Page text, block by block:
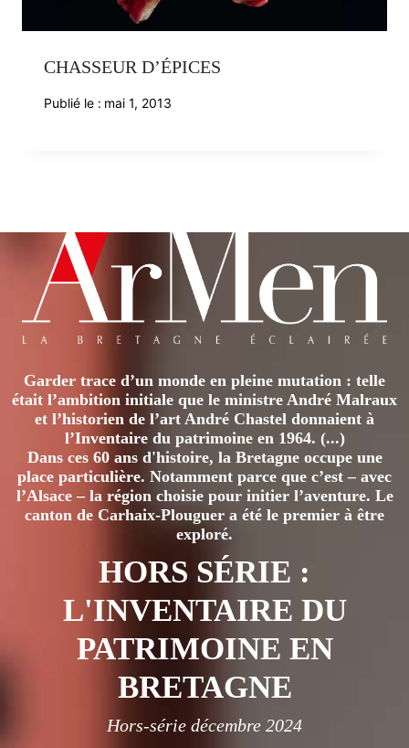
CHASSEUR D’ÉPICES
Publié le : mai 1, 2013
Garder trace d’un monde en pleine mutation : telle
était l’ambition initiale que le ministre André Malraux
et l’historien de l’art André Chastel donnaient à
l’Inventaire du patrimoine en 1964. (...)
Dans ces 60 ans d'histoire, la Bretagne occupe une
place particulière. Notamment parce que c’est – avec
l’Alsace – la région choisie pour initier l’aventure. Le
canton de Carhaix-Plouguer a été le premier à être
exploré.
HORS SÉRIE :
L'INVENTAIRE DU
PATRIMOINE EN
BRETAGNE
Hors-série décembre 2024